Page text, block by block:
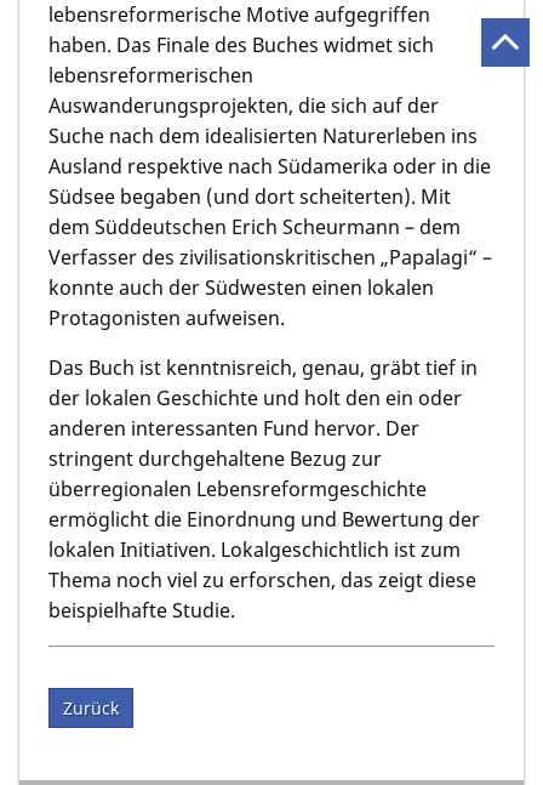
lebensreformerische Motive aufgegriffen
haben. Das Finale des Buches widmet sich
lebensreformerischen
Auswanderungsprojekten, die sich auf der
Suche nach dem idealisierten Naturerleben ins
Ausland respektive nach Südamerika oder in die
Südsee begaben (und dort scheiterten). Mit
dem Süddeutschen Erich Scheurmann – dem
Verfasser des zivilisationskritischen „Papalagi“ –
konnte auch der Südwesten einen lokalen
Protagonisten aufweisen.
Das Buch ist kenntnisreich, genau, gräbt tief in
der lokalen Geschichte und holt den ein oder
anderen interessanten Fund hervor. Der
stringent durchgehaltene Bezug zur
überregionalen Lebensreformgeschichte
ermöglicht die Einordnung und Bewertung der
lokalen Initiativen. Lokalgeschichtlich ist zum
Thema noch viel zu erforschen, das zeigt diese
beispielhafte Studie.
Zurück